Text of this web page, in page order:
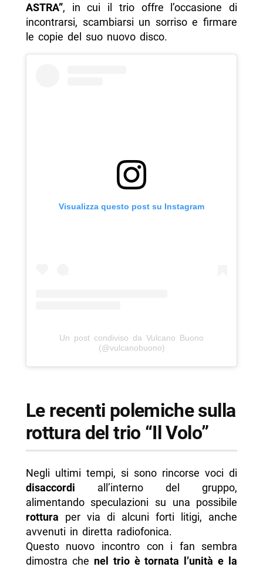
ASTRA”, in cui il trio offre l’occasione di
incontrarsi, scambiarsi un sorriso e firmare
le copie del suo nuovo disco.
Visualizza questo post su Instagram
Un post condiviso da Vulcano Buono
(@vulcanobuono)
Le recenti polemiche sulla
rottura del trio “Il Volo”
Negli ultimi tempi, si sono rincorse voci di
disaccordi all’interno del gruppo,
alimentando speculazioni su una possibile
rottura per via di alcuni forti litigi, anche
avvenuti in diretta radiofonica.
Questo nuovo incontro con i fan sembra
dimostra che nel trio è tornata l’unità e la